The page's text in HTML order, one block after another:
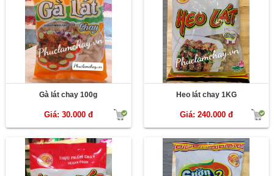
Gà lát chay 100g
Giá: 30.000 đ
Heo lát chay 1KG
Giá: 240.000 đ